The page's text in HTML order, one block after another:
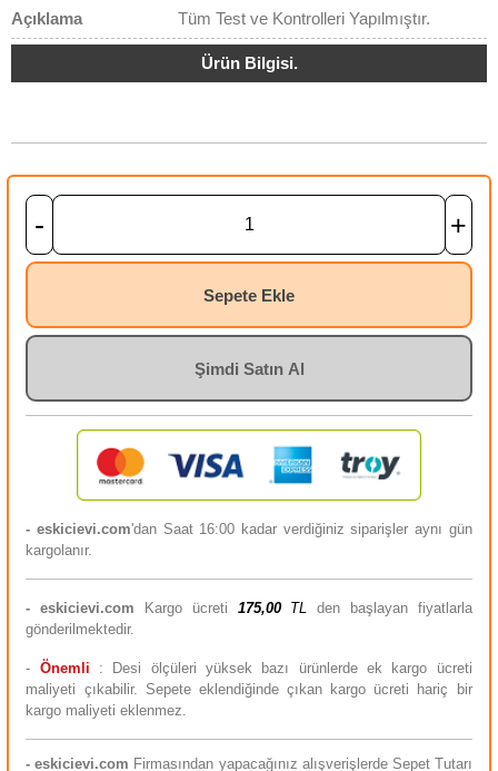
Açıklama Tüm Test ve Kontrolleri Yapılmıştır.
Ürün Bilgisi.
- +
Sepete Ekle
Şimdi Satın Al
- eskicievi.com'dan Saat 16:00 kadar verdiğiniz siparişler aynı gün
kargolanır.
-eskicievi.com Kargo ücreti 175,00 TL den başlayan fiyatlarla
gönderilmektedir.
- Önemli
: Desi ölçüleri yüksek bazı ürünlerde ek kargo ücreti
maliyeti çıkabilir. Sepete eklendiğinde çıkan kargo ücreti hariç bir
kargo maliyeti eklenmez.
-eskicievi.com Firmasından yapacağınız alışverişlerde Sepet Tutarı